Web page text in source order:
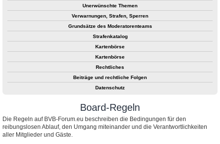
Unerwünschte Themen
Verwarnungen, Strafen, Sperren
Grundsätze des Moderatorenteams
Strafenkatalog
Kartenbörse
Kartenbörse
Rechtliches
Beiträge und rechtliche Folgen
Datenschutz
Board-Regeln
Die Regeln auf BVB-Forum.eu beschreiben die Bedingungen für den
reibungslosen Ablauf, den Umgang miteinander und die Verantwortlichkeiten
aller Mitglieder und Gäste.